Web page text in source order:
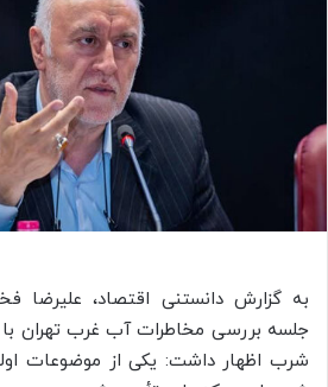
به گزارش دانستنی اقتصاد، علیرضا
جلسه بررسی مخاطرات آب غرب تهران با
شرب اظهار داشت: یکی از موضوعات